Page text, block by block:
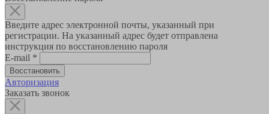
Введите адрес электронной почты, указанный при
регистрации. На указанный адрес будет отправлена
инструкция по восстановлению пароля
E-mail *
Авторизация
Заказать звонок